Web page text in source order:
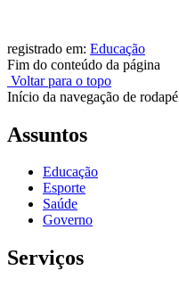
registrado em: Educação
Fim do conteúdo da página
Voltar para o topo
Início da navegação de rodapé
Assuntos
Educação
Esporte
Saúde
Governo
Serviços